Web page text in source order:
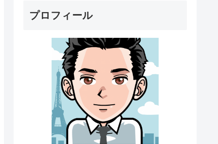
プロフィール